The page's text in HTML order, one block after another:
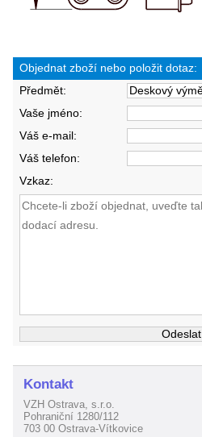
Objednat zboží nebo položit dotaz:
Předmět:
Vaše jméno:
Váš e-mail:
Váš telefon:
Vzkaz:
Kontakt
VZH Ostrava, s.r.o.
Pohraniční 1280/112
703 00 Ostrava-Vítkovice